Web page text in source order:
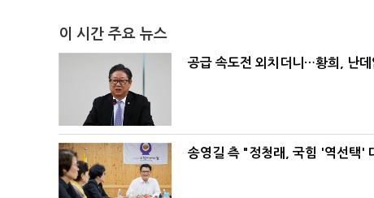
이 시간 주요 뉴스
공급 속도전 외치더니…황희, 난
송영길 측 "정청래, 국힘 '역선택'